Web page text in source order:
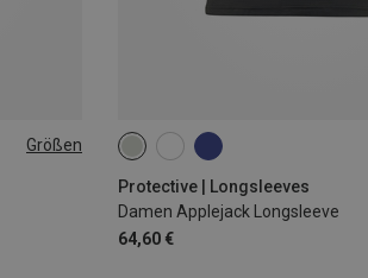
Größen
Protective | Longsleeves
Damen Applejack Longsleeve
64,60 €